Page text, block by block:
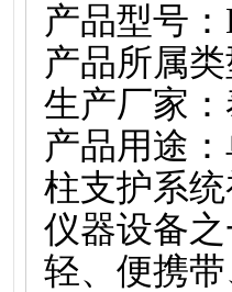
产品型号
产品所属
生产厂家
产品用途
柱支护系
仪器设备
轻、便携